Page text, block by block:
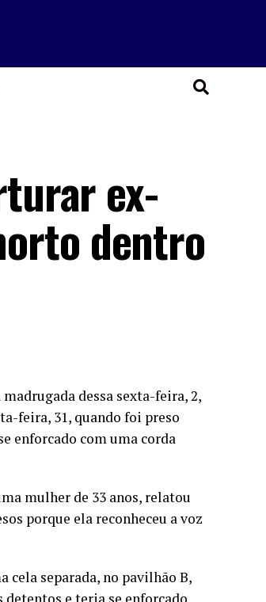
ex-
dentro
dessa sexta-feira, 2,
feira, 31, quando foi preso
enforcado com uma corda
mulher de 33 anos, relatou
porque ela reconheceu a voz
cela separada, no pavilhão B,